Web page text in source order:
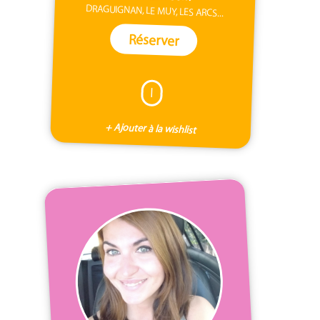
DRAGUIGNAN, LE MUY, LES ARCS...
Réserver
I
+ Ajouter à la wishlist